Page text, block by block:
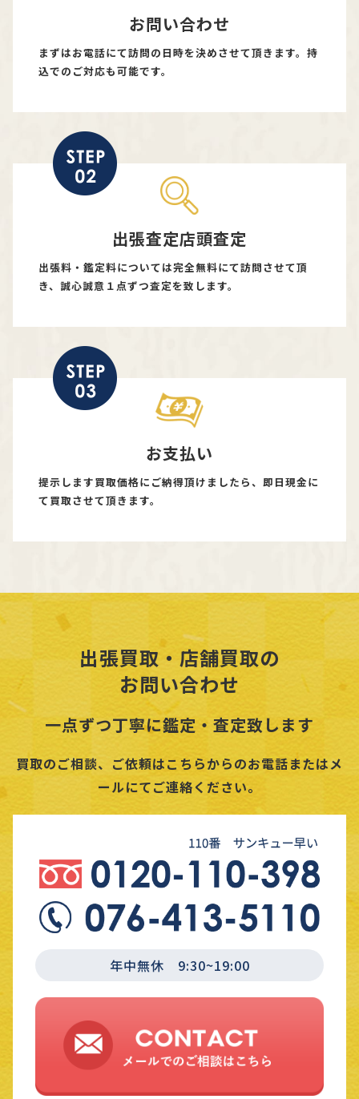
お問い合わせ
まずはお電話にて訪問の日時を決めさせて頂きます。持
込でのご対応も可能です。
出張査定店頭査定
出張料・鑑定料については完全無料にて訪問させて頂
き、誠心誠意１点ずつ査定を致します。
お支払い
提示します買取価格にご納得頂けましたら、即日現金に
て買取させて頂きます。
出張買取・店舗買取の
お問い合わせ
一点ずつ丁寧に鑑定・査定致します
買取のご相談、ご依頼はこちらからのお電話またはメ
ールにてご連絡ください。
年中無休 9:30~19:00